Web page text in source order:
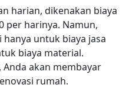
harian, dikenakan biaya
per harinya. Namun,
untuk biaya jasa
biaya material.
akan membayar
rumah.